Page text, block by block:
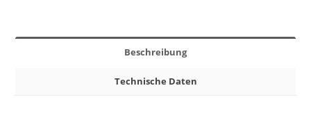
Beschreibung
Technische Daten